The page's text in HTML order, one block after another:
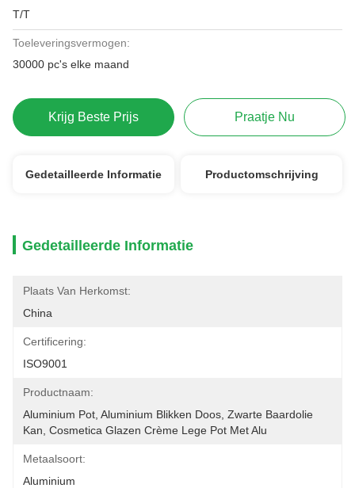
T/T
Toeleveringsvermogen:
30000 pc's elke maand
Krijg Beste Prijs Praatje Nu
Gedetailleerde Informatie Productomschrijving
Gedetailleerde Informatie
Plaats Van Herkomst:
China
Certificering:
ISO9001
Productnaam:
Aluminium Pot, Aluminium Blikken Doos, Zwarte Baardolie
Kan, Cosmetica Glazen Crème Lege Pot Met Alu
Metaalsoort:
Aluminium